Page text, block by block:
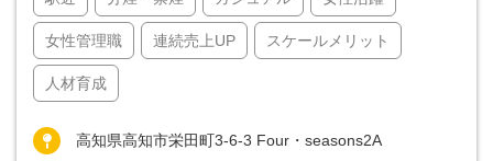
女性管理職 連続売上UP スケールメリット
人材育成
高知県高知市栄田町3-6-3 Four・seasons2A